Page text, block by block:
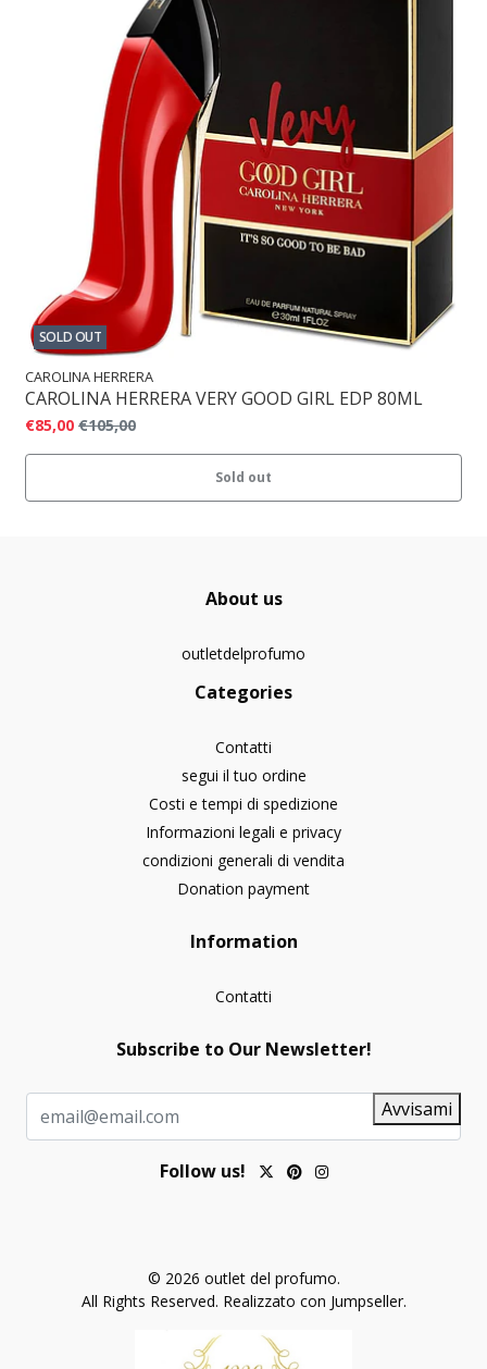
SOLD OUT
CAROLINA HERRERA
CAROLINA HERRERA VERY GOOD GIRL EDP 80ML
€85,00 €105,00
Sold out
About us
outletdelprofumo
Categories
Contatti
segui il tuo ordine
Costi e tempi di spedizione
Informazioni legali e privacy
condizioni generali di vendita
Donation payment
Information
Contatti
Subscribe to Our Newsletter!
Avvisami
Follow us!
© 2026 outlet del profumo.
All Rights Reserved. Realizzato con Jumpseller.